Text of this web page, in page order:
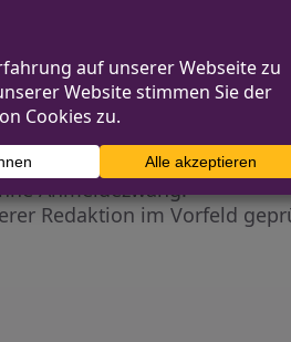
mit!
Anmeldezwang!
Redaktion im Vorfeld